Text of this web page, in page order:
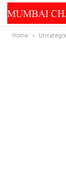
Home